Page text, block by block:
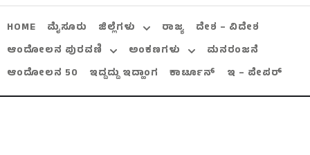
HOME ಮೈಸೂರು ಜಿಲ್ಲೆಗಳು ರಾಜ್ಯ
ದೇಶ – ವಿದೇಶ
ಆಂದೋಲನ ಪುರವಣಿ
ಅಂಕಣಗಳು
ಮನರಂಜನೆ
ಆಂದೋಲನ 50
ಇದ್ದದ್ದು ಇದ್ಹಾಂಗ ಕಾರ್ಟೂನ್ ಇ – ಪೇಪರ್